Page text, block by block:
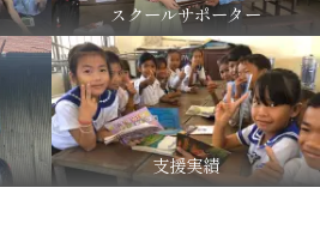
スクールサポーター
支援実績